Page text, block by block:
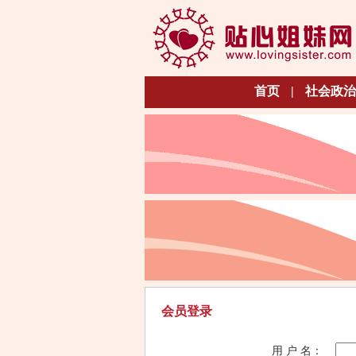
首页 | 社会政治
会员登录
用 户 名：